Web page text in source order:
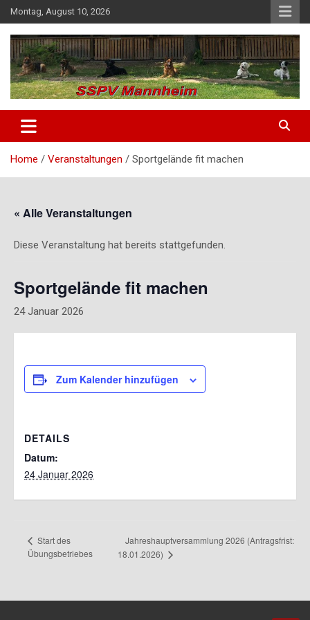
Skip
to
content
Montag, August 10, 2026
SSPV Mannheim
Home Veranstaltungen Sportgelände fit machen
« Alle Veranstaltungen
Diese Veranstaltung hat bereits stattgefunden.
Sportgelände fit machen
24 Januar 2026
Zum Kalender hinzufügen
DETAILS
Datum:
24 Januar 2026
Start des
Übungsbetriebes
Jahreshauptversammlung 2026 (Antragsfrist:
18.01.2026)